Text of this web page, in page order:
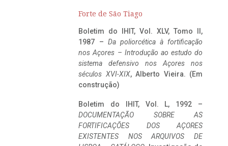
Forte de São Tiago
Boletim do IHIT, Vol. XLV, Tomo II,
1987 – Da poliorcética à fortificação
nos Açores – Introdução ao estudo do
sistema defensivo nos Açores nos
séculos XVI-XIX, Alberto Vieira. (Em
construção)
Boletim do IHIT, Vol. L, 1992 –
DOCUMENTAÇÃO SOBRE AS
FORTIFICAÇÕES DOS AÇORES
EXISTENTES NOS ARQUIVOS DE